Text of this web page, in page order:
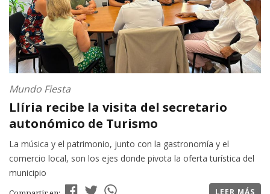
Mundo Fiesta
Llíria recibe la visita del secretario
autonómico de Turismo
La música y el patrimonio, junto con la gastronomía y el
comercio local, son los ejes donde pivota la oferta turística del
municipio